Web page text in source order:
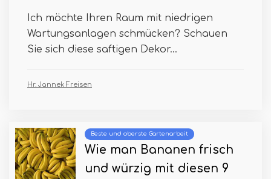
Ich möchte Ihren Raum mit niedrigen
Wartungsanlagen schmücken? Schauen
Sie sich diese saftigen Dekor...
Hr. Jannek Freisen
Beste und oberste Gartenarbeit
Wie man Bananen frisch
und würzig mit diesen 9